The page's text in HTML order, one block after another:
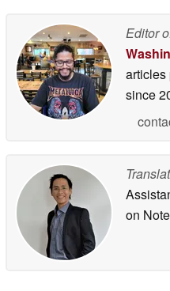
Editor
articles
since
on